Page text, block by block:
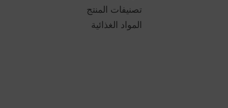
تصنيفات المنتج
المواد الغذائية